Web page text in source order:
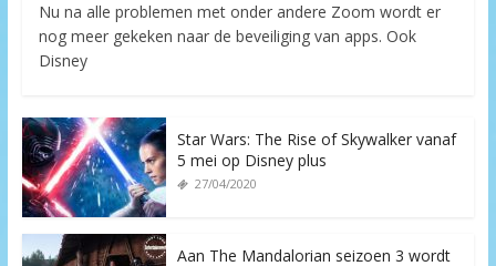
Nu na alle problemen met onder andere Zoom wordt er
nog meer gekeken naar de beveiliging van apps. Ook
Disney
Star Wars: The Rise of Skywalker vanaf
5 mei op Disney plus
27/04/2020
Aan The Mandalorian seizoen 3 wordt